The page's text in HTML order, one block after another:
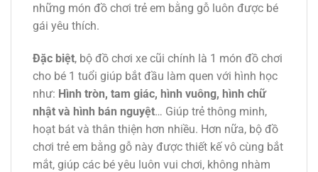
những món đồ chơi trẻ em bằng gỗ luôn được bé
gái yêu thích.
Đặc biệt, bộ đồ chơi xe cũi chính là 1 món đồ chơi
cho bé 1 tuổi giúp bắt đầu làm quen với hình học
như: Hình tròn, tam giác, hình vuông, hình chữ
nhật và hình bán nguyệt… Giúp trẻ thông minh,
hoạt bát và thân thiện hơn nhiều. Hơn nữa, bộ đồ
chơi trẻ em bằng gỗ này được thiết kế vô cùng bắt
mắt, giúp các bé yêu luôn vui chơi, không nhàm